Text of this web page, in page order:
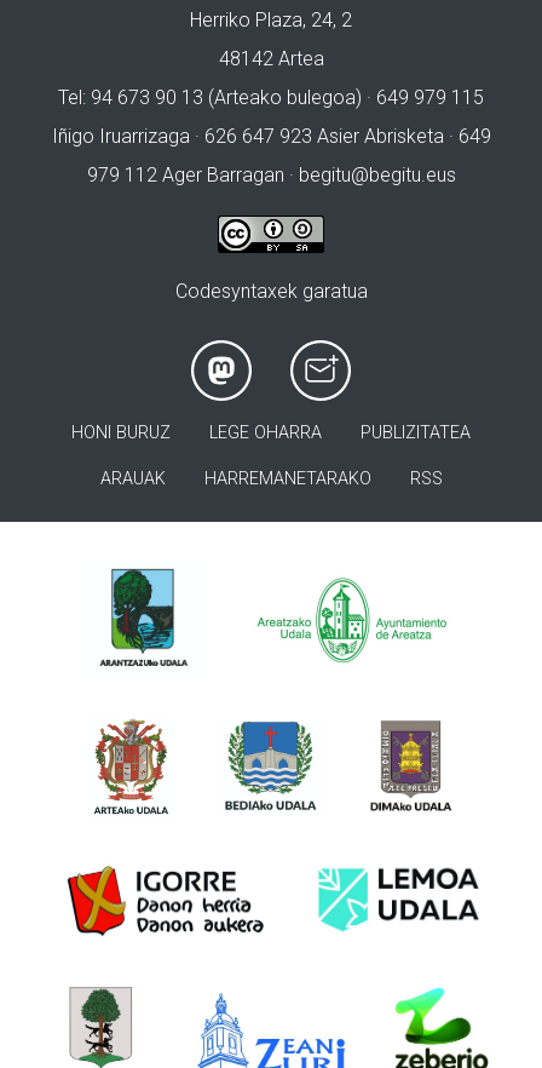
Herriko Plaza, 24, 2
48142 Artea
Tel: 94 673 90 13 (Arteako bulegoa) · 649 979 115
Iñigo Iruarrizaga · 626 647 923 Asier Abrisketa · 649
979 112 Ager Barragan · begitu@begitu.eus
Codesyntaxek garatua
HONI BURUZ LEGE OHARRA PUBLIZITATEA
ARAUAK HARREMANETARAKO RSS